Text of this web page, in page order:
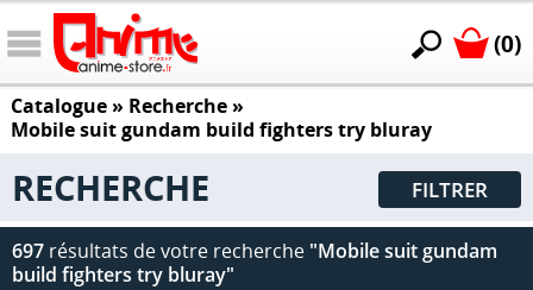
(0)
Catalogue» Recherche »
Mobile suit gundam build fighters try bluray
RECHERCHE FILTRER
697 résultats de votre recherche "Mobile suit gundam
build fighters try bluray"